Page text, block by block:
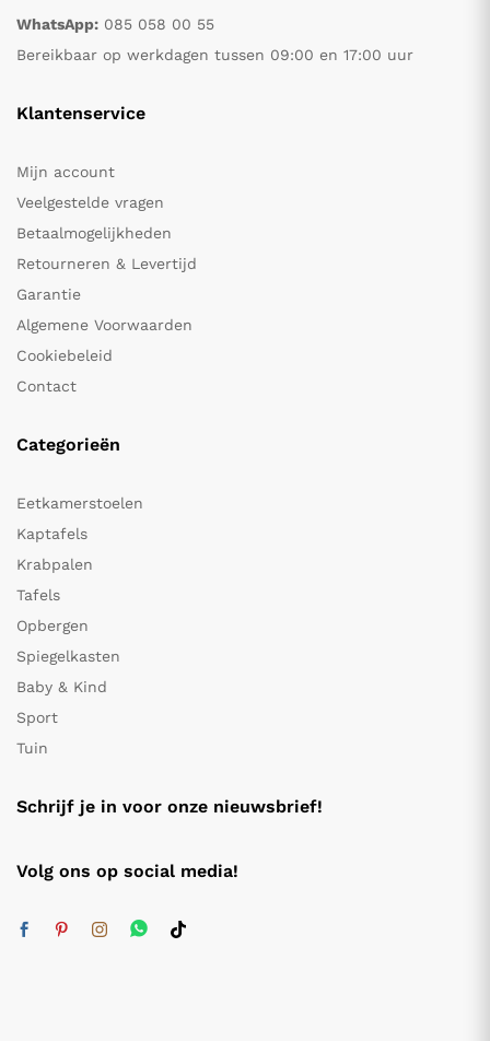
WhatsApp: 085 058 00 55
Bereikbaar op werkdagen tussen 09:00 en 17:00 uur
Klantenservice
Mijn account
Veelgestelde vragen
Betaalmogelijkheden
Retourneren & Levertijd
Garantie
Algemene Voorwaarden
Cookiebeleid
Contact
Categorieën
Eetkamerstoelen
Kaptafels
Krabpalen
Tafels
Opbergen
Spiegelkasten
Baby & Kind
Sport
Tuin
Schrijf je in voor onze nieuwsbrief!
Volg ons op social media!